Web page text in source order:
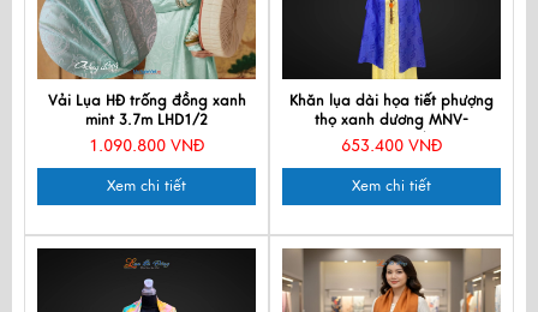
Vải Lụa HĐ trống đồng xanh
mint 3.7m LHD1/2
1.090.800 VNĐ
Xem chi tiết
Khăn lụa dài họa tiết phượng
thọ xanh dương MNV-
LNL40180/6
653.400 VNĐ
Xem chi tiết